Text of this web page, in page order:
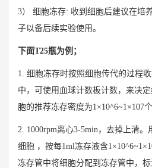
3） 细胞冻存: 收到细胞后建议在培
子以备后续实验使用。
下面T25瓶为例；
1. 细胞冻存时按照细胞传代的过程
中，可使用血球计数板计数，来决
胞的推荐冻存密度为1×10^6~1×107
2. 1000rpm离心3-5min，去掉上清
细胞 ，按每1ml冻存液含
冻存管中将细胞分配到冻存管中，